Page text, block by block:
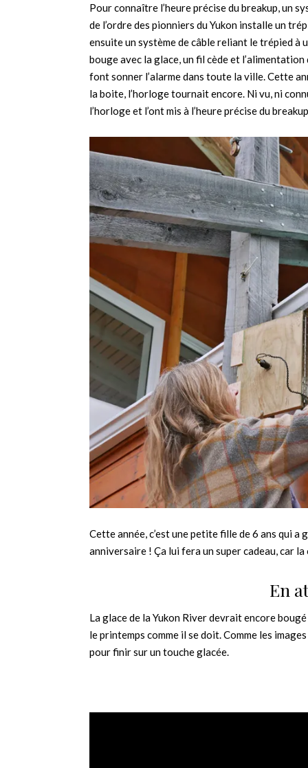
Pour connaître l’heure précise du breakup, un
de l’ordre des pionniers du Yukon installe un
ensuite un système de câble reliant le trépied à
bouge avec la glace, un fil cède et
font sonner l’alarme dans toute la ville. Cette
la boite, l’horloge tournait encore. Ni vu, ni
l’horloge et l’ont mis à l’heure précise du
Cette année, c’est une petite fille de 6 ans qui
anniversaire ! Ça lui fera un super cadeau, car
En
La glace de la Yukon River devrait encore
le printemps comme il se doit. Comme les
pour finir sur un touche glacée.